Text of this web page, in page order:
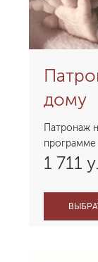
дому
Патронаж
1 711